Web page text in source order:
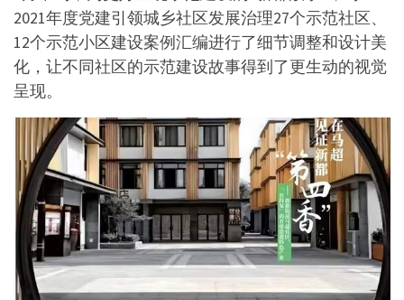
2021年度党建引领城乡社区发展治理27个示范社区、
12个示范小区建设案例汇编进行了细节调整和设计美
化，让不同社区的示范建设故事得到了更生动的视觉
呈现。